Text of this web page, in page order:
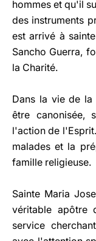
hommes et qu'il
des instruments
est arrivé à
Sancho Guerra,
la Charité.
Dans la vie de la
être canonisée,
l'action de
malades et la
famille religieuse.
Sainte Maria
véritable apôtre
service